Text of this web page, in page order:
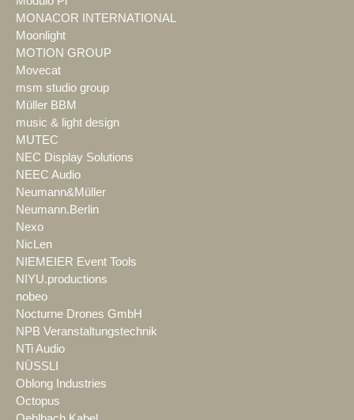
MONACOR INTERNATIONAL
Moonlight
MOTION GROUP
Movecat
msm studio group
Müller BBM
music & light design
MUTEC
NEC Display Solutions
NEEC Audio
Neumann&Müller
Neumann.Berlin
Nexo
NicLen
NIEMEIER Event Tools
NIYU.productions
nobeo
Nocturne Drones GmbH
NPB Veranstaltungstechnik
NTi Audio
NÜSSLI
Oblong Industries
Octopus